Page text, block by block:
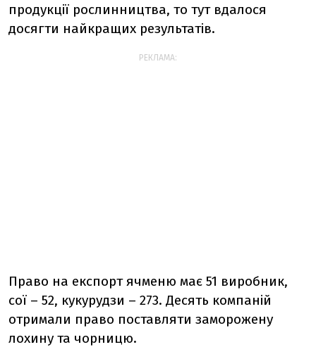
продукції рослинництва, то тут вдалося
досягти найкращих результатів.
РЕКЛАМА:
Право на експорт ячменю має 51 виробник,
сої – 52, кукурудзи – 273. Десять компаній
отримали право поставляти заморожену
лохину та чорницю.